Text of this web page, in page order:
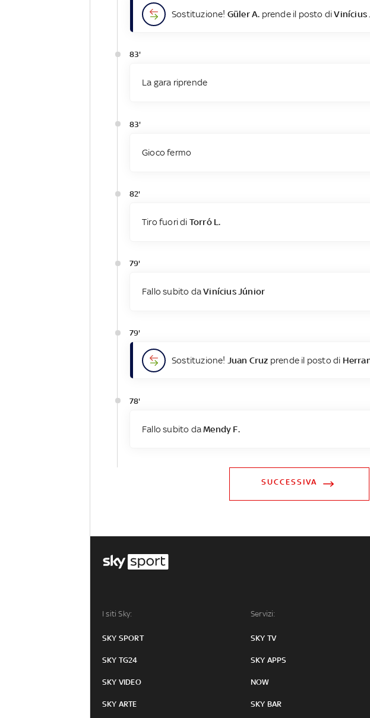
Sostituzione! Güler A. prende il posto diVinícius
83'
La gara riprende
83'
Gioco fermo
82'
Tiro fuori di Torró L.
79'
Fallo subito daVinícius Júnior
79'
Sostituzione! Juan Cruz prende il posto di
78'
Fallo subito daMendy F.
SUCCESSIVA
I siti Sky:
SKY SPORT
SKY TG24
SKY VIDEO
SKY ARTE
Servizi:
SKY TV
SKY APPS
NOW
SKY BAR